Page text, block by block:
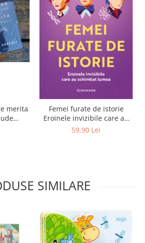
merita
Femei furate de istorie
Eroinele invizibile care au
schimbat lumea de Leonie
59,90 Lei
SIMILARE